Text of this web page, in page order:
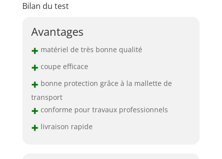
Bilan du test
Avantages
+ matériel de très bonne qualité
+ coupe efficace
+ bonne protection grâce à la mallette de
transport
+ conforme pour travaux professionnels
+ livraison rapide